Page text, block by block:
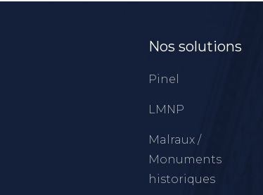
Nos solutions
Pinel
LMNP
Malraux /
Monuments
historiques